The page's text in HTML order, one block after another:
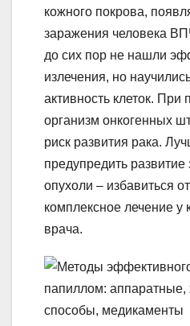
кожного покрова,
заражения человека
до сих пор не нашли
излечения, но
активность клеток. При
организм онкогенных
риск развития рака.
предупредить развитие
опухоли – избавиться
комплексное лечение
врача.